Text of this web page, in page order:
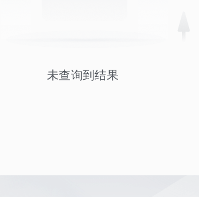
未查询到结果